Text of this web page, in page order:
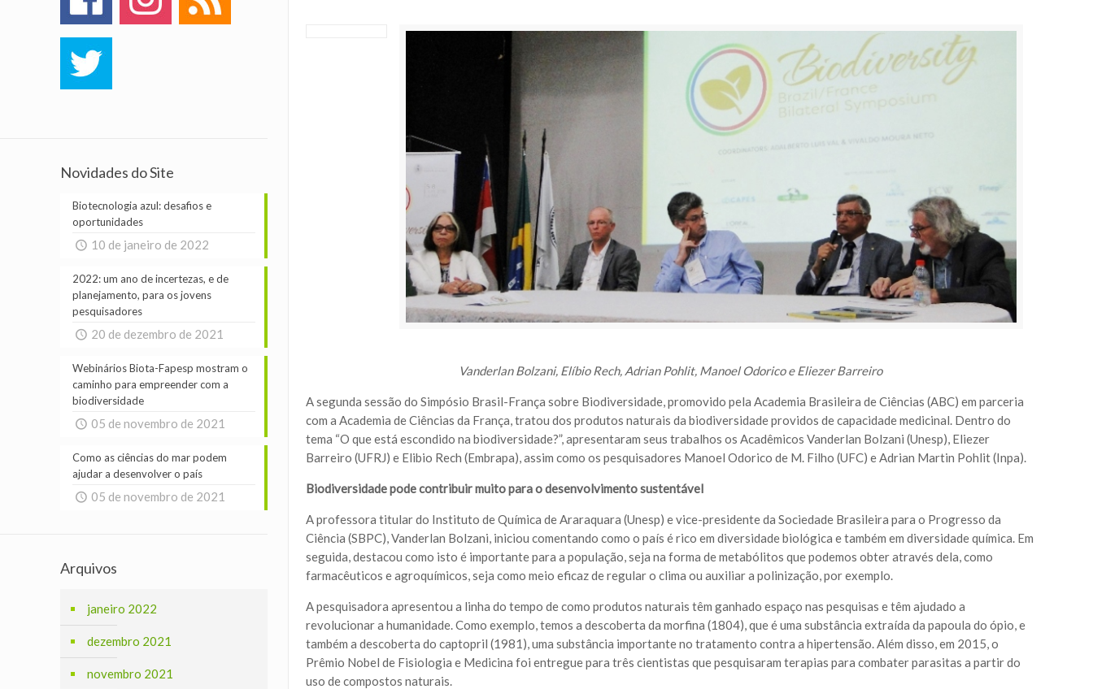
Vanderlan Bolzani, Elíbio Rech, Adrian Pohlit, Manoel Odorico e Eliezer Barreiro
A segunda sessão do Simpósio Brasil-França sobre Biodiversidade, promovido pela Academia Brasileira de Ciências (ABC) em parceria
com a Academia de Ciências da França, tratou dos produtos naturais da biodiversidade providos de capacidade medicinal. Dentro do
tema “O que está escondido na biodiversidade?”, apresentaram seus trabalhos os Acadêmicos Vanderlan Bolzani (Unesp), Eliezer
Barreiro (UFRJ) e Elibio Rech (Embrapa), assim como os pesquisadores Manoel Odorico de M. Filho (UFC) e Adrian Martin Pohlit (Inpa).
Biodiversidade pode contribuir muito para o desenvolvimento sustentável
A professora titular do Instituto de Química de Araraquara (Unesp) e vice-presidente da Sociedade Brasileira para o Progresso da
Ciência (SBPC), Vanderlan Bolzani, iniciou comentando como o país é rico em diversidade biológica e também em diversidade química. Em
seguida, destacou como isto é importante para a população, seja na forma de metabólitos que podemos obter através dela, como
farmacêuticos e agroquímicos, seja como meio eficaz de regular o clima ou auxiliar a polinização, por exemplo.
A pesquisadora apresentou a linha do tempo de como produtos naturais têm ganhado espaço nas pesquisas e têm ajudado a
revolucionar a humanidade. Como exemplo, temos a descoberta da morfina (1804), que é uma substância extraída da papoula do ópio, e
também a descoberta do captopril (1981), uma substância importante no tratamento contra a hipertensão. Além disso, em 2015, o
Prêmio Nobel de Fisiologia e Medicina foi entregue para três cientistas que pesquisaram terapias para combater parasitas a partir do
uso de compostos naturais.
Novidades do Site
Biotecnologia azul: desafios e
oportunidades
10 de janeiro de 2022
2022: um ano de incertezas, e de
planejamento, para os jovens
pesquisadores
20 de dezembro de 2021
Webinários Biota-Fapesp mostram o
caminho para empreender com a
biodiversidade
05 de novembro de 2021
Como as ciências do mar podem
ajudar a desenvolver o país
05 de novembro de 2021
Arquivos
janeiro 2022
dezembro 2021
novembro 2021